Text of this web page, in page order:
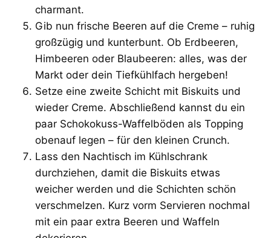
charmant.
Gib nun frische Beeren auf die Creme – ruhig
großzügig und kunterbunt. Ob Erdbeeren,
Himbeeren oder Blaubeeren: alles, was der
Markt oder dein Tiefkühlfach hergeben!
Setze eine zweite Schicht mit Biskuits und
wieder Creme. Abschließend kannst du ein
paar Schokokuss-Waffelböden als Topping
obenauf legen – für den kleinen Crunch.
Lass den Nachtisch im Kühlschrank
durchziehen, damit die Biskuits etwas
weicher werden und die Schichten schön
verschmelzen. Kurz vorm Servieren nochmal
mit ein paar extra Beeren und Waffeln